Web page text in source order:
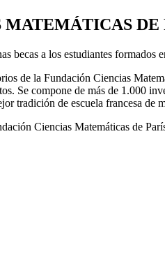
DE
becas a los estudiantes formados
de la Fundación Ciencias
Se compone de más de 1.000
tradición de escuela francesa de
Ciencias Matemáticas de